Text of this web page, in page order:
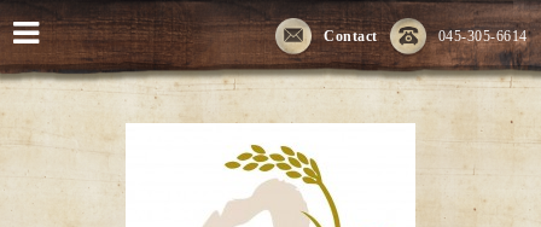
045-305-6614
Contact